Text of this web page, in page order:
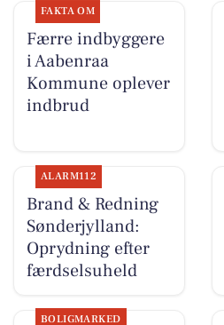
FAKTA OM
Færre indbyggere
i Aabenraa
Kommune oplever
indbrud
ALARM112
Brand & Redning
Sønderjylland:
Oprydning efter
færdselsuheld
BOLIGMARKED